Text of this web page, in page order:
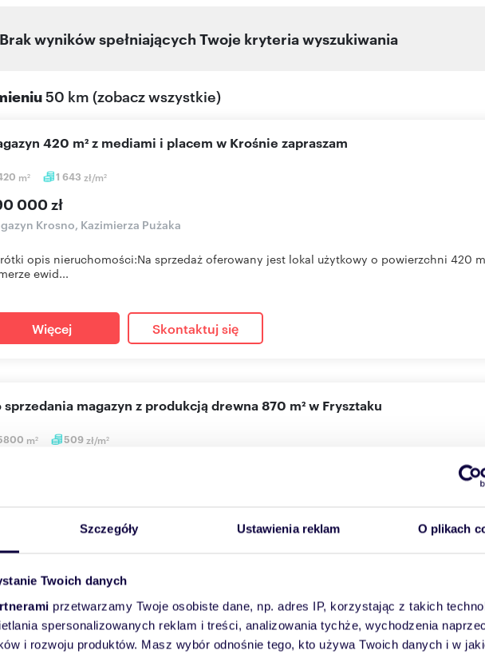
Szczegóły Ustawienia reklam O plikach
Twoich danych
przetwarzamy Twoje osobiste dane, np. adres IP, korzystając z takich
spersonalizowanych reklam i treści, analizowania tychże, wychodzenia
i rozwoju produktów. Masz wybór odnośnie tego, kto używa Twoich danych i w
Brak wyników spełniających Twoje kryteria wyszukiwania
50 km (zobacz wszystkie)
m2 1 643 zł/m2
420 m² z mediami i placem w Krośnie zapraszam
000 zł
Krosno, Kazimierza Pużaka
opis nieruchomości:Na sprzedaż oferowany jest lokal użytkowy o powierzchni 420
ewid...
Więcej Skontaktuj się
m2 509zł/m2
sprzedania magazyn z produkcją drewna 870 m² w Frysztaku
informacje: Lokalizacja: ul. Rzeszowska 8, Frysztak Powierzchnia działki: 5800
Więcej